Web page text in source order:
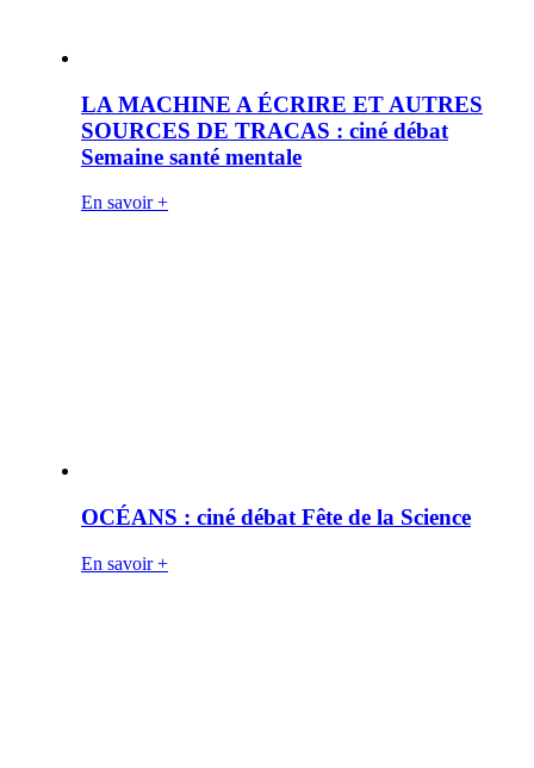
LA MACHINE A ÉCRIRE ET AUTRES
SOURCES DE TRACAS : ciné débat
Semaine santé mentale
En savoir +
OCÉANS : ciné débat Fête de la Science
En savoir +